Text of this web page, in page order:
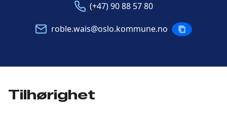
(+47) 90 88 57 80
roble.wais@oslo.kommune.no
KOPIERE
POST
Tilhørighet